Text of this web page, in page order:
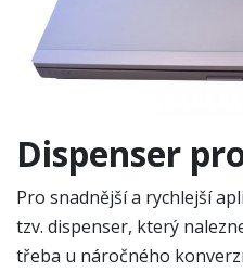
Dispenser
Pro snadnější a rychlejší
tzv. dispenser, který
třeba u náročného